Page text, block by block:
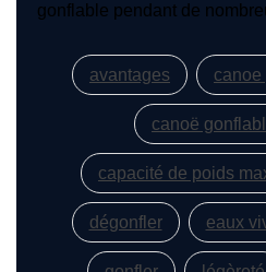
gonflable pendant de
avantages canoe
canoë
capacité de poids
dégonfler eaux